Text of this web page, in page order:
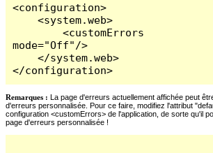
<configuration>
    <system.web>
        <customErrors
mode="Off"/>
    </system.web>
</configuration>
Remarques : La page d'erreurs actuellement affichée peut
d'erreurs personnalisée. Pour ce faire, modifiez l'attribut
configuration <customErrors> de l'application, de sorte qu'il
page d'erreurs personnalisée !